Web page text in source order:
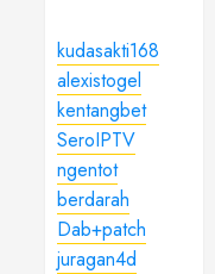
kudasakti168
alexistogel
kentangbet
SeroIPTV
ngentot
berdarah
Dab+patch
juragan4d